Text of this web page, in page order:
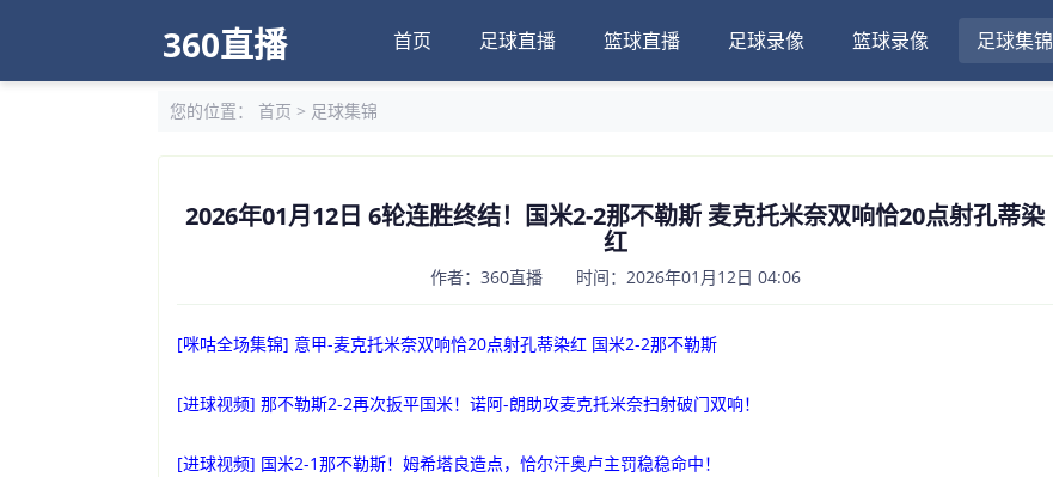
360直播 首页 足球直播 篮球直播 足球录像 篮球录像 足球集锦
您的位置： 首页 > 足球集锦
2026年01月12日 6轮连胜终结！国米2-2那不勒斯 麦克托米奈双响恰20点射孔蒂染
红
作者：360直播 时间：2026年01月12日 04:06
[咪咕全场集锦] 意甲-麦克托米奈双响恰20点射孔蒂染红 国米2-2那不勒斯
[进球视频] 那不勒斯2-2再次扳平国米！诺阿-朗助攻麦克托米奈扫射破门双响！
[进球视频] 国米2-1那不勒斯！姆希塔良造点，恰尔汗奥卢主罚稳稳命中！